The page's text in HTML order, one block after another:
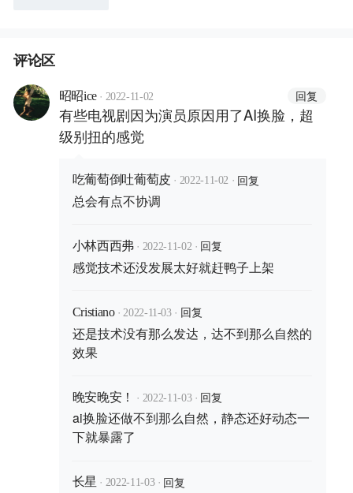
评论区
昭昭ice · 2022-11-02 回复
有些电视剧因为演员原因用了AI换脸，超
级别扭的感觉
吃葡萄倒吐葡萄皮 · 2022-11-02 · 回复
总会有点不协调
小林西西弗 · 2022-11-02 · 回复
感觉技术还没发展太好就赶鸭子上架
Cristiano · 2022-11-03 · 回复
还是技术没有那么发达，达不到那么自然的
效果
晚安晚安！ · 2022-11-03 · 回复
ai换脸还做不到那么自然，静态还好动态一
下就暴露了
长星 · 2022-11-03 · 回复